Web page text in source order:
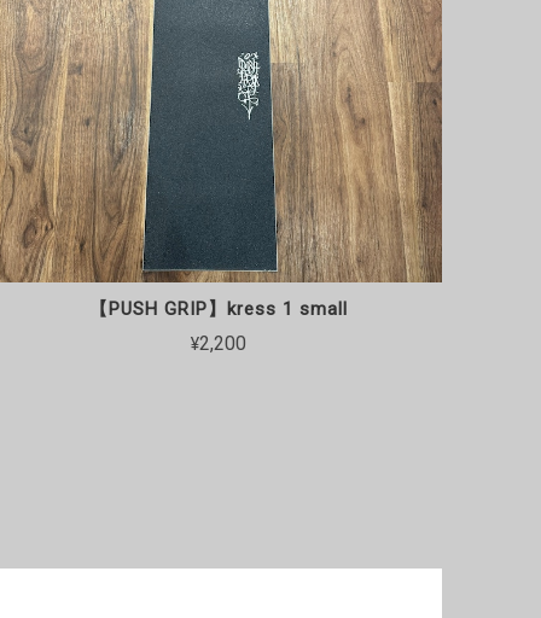
【PUSH GRIP】kress 1 small
¥2,200